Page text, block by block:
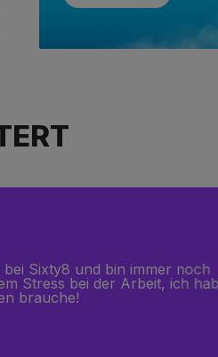
muss zugeben, dass es
Geschmack und Konsistenz
meine Bestellung 24 Stunden